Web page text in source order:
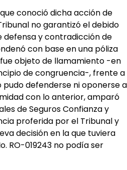
conoció dicha acción de
no garantizó el debido
defensa y contradicción de
con base en una póliza
objeto de llamamiento -en
de congruencia-, frente a
pudo defenderse ni oponerse a
con lo anterior, amparó
de Seguros Confianza y
proferida por el Tribunal y
decisión en la que tuviera
RO-019243 no podía ser